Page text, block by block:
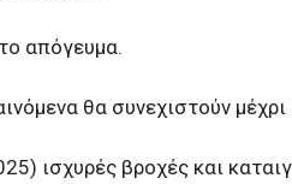
απόγευμα.
θα συνεχιστούν
ισχυρές βροχές και